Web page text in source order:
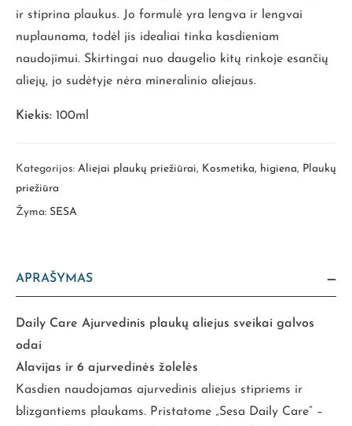
ir stiprina plaukus. Jo formulė yra lengva ir lengvai
nuplaunama, todėl jis idealiai tinka kasdieniam
naudojimui. Skirtingai nuo daugelio kitų rinkoje esančių
aliejų, jo sudėtyje nėra mineralinio aliejaus.
Kiekis: 100ml
Kategorijos: Aliejai plaukų priežiūrai, Kosmetika, higiena, Plaukų
priežiūra
Žyma: SESA
APRAŠYMAS
Daily Care Ajurvedinis plaukų aliejus sveikai galvos
odai
Alavijas ir 6 ajurvedinės žolelės
Kasdien naudojamas ajurvedinis aliejus stipriems ir
blizgantiems plaukams. Pristatome „Sesa Daily Care” –